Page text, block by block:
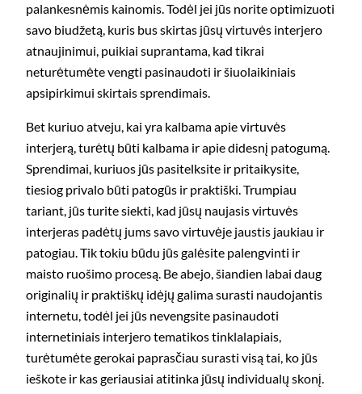
palankesnėmis kainomis. Todėl jei jūs norite optimizuoti
savo biudžetą, kuris bus skirtas jūsų virtuvės interjero
atnaujinimui, puikiai suprantama, kad tikrai
neturėtumėte vengti pasinaudoti ir šiuolaikiniais
apsipirkimui skirtais sprendimais.
Bet kuriuo atveju, kai yra kalbama apie virtuvės
interjerą, turėtų būti kalbama ir apie didesnį patogumą.
Sprendimai, kuriuos jūs pasitelksite ir pritaikysite,
tiesiog privalo būti patogūs ir praktiški. Trumpiau
tariant, jūs turite siekti, kad jūsų naujasis virtuvės
interjeras padėtų jums savo virtuvėje jaustis jaukiau ir
patogiau. Tik tokiu būdu jūs galėsite palengvinti ir
maisto ruošimo procesą. Be abejo, šiandien labai daug
originalių ir praktiškų idėjų galima surasti naudojantis
internetu, todėl jei jūs nevengsite pasinaudoti
internetiniais interjero tematikos tinklalapiais,
turėtumėte gerokai paprasčiau surasti visą tai, ko jūs
ieškote ir kas geriausiai atitinka jūsų individualų skonį.